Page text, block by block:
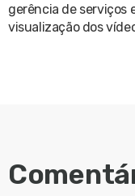
gerência de serviços
visualização dos